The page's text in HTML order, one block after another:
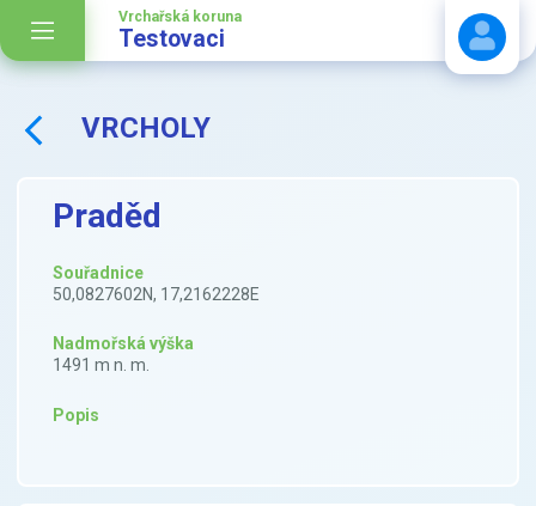
Vrchařská koruna
Testovaci
VRCHOLY
Praděd
Souřadnice
50,0827602N, 17,2162228E
Nadmořská výška
1491 m n. m.
Popis